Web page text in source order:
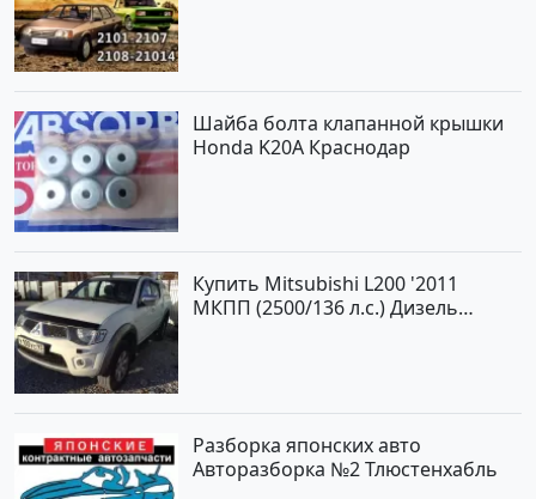
Шайба болта клапанной крышки
Honda K20A Краснодар
Купить Mitsubishi L200 '2011
МКПП (2500/136 л.с.) Дизель
Разборка японских авто
Авторазборка №2 Тлюстенхабль